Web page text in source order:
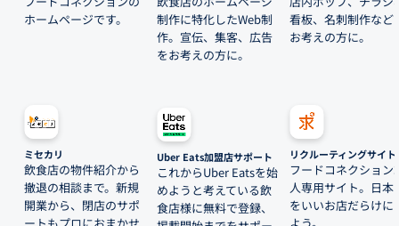
ホームページです。
ミセカリ
飲食店の物件紹介から
撤退の相談まで。新規
開業から、閉店のサポ
制作に特化したWeb制
作。宣伝、集客、広告
をお考えの方に。
Uber Eats加盟店サポート
これからUber Eatsを始
めようと考えている飲
食店様に無料で登録、
看板、名刺制作など
お考えの方に。
リクルーティングサイト
フードコネクション
人専用サイト。日本
をいいお店だらけに